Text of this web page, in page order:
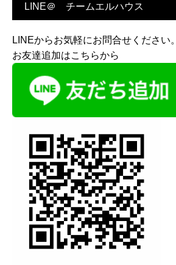
LINE＠ チームエルハウス
LINEからお気軽にお問合せください。
お友達追加はこちらから